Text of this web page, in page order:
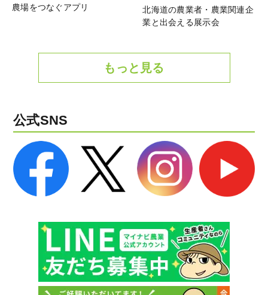
農場をつなぐアプリ
北海道の農業者・農業関連企
業と出会える展示会
もっと見る
公式SNS